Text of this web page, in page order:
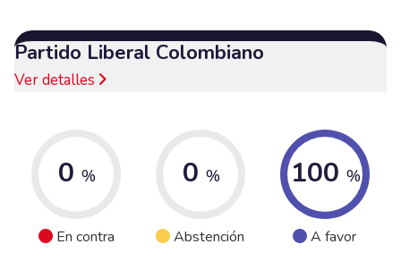
Partido Liberal Colombiano
Ver detalles
0 %
En contra
0 %
Abstención
100 %
A favor